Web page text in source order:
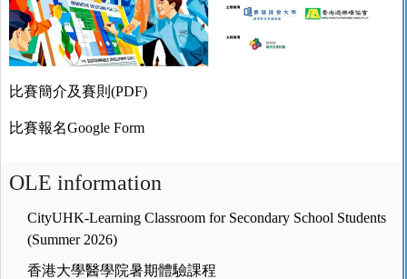
比賽簡介及賽則(PDF)
比賽報名Google Form
OLE information
CityUHK-Learning Classroom for Secondary School Students
(Summer 2026)
香港大學醫學院暑期體驗課程